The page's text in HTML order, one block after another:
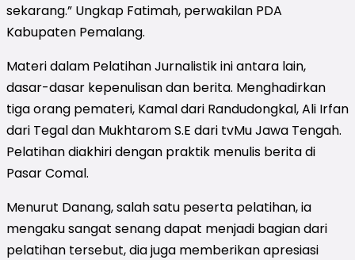
sekarang.” Ungkap Fatimah, perwakilan PDA
Kabupaten Pemalang.
Materi dalam Pelatihan Jurnalistik ini antara lain,
dasar-dasar kepenulisan dan berita. Menghadirkan
tiga orang pemateri, Kamal dari Randudongkal, Ali Irfan
dari Tegal dan Mukhtarom S.E dari tvMu Jawa Tengah.
Pelatihan diakhiri dengan praktik menulis berita di
Pasar Comal.
Menurut Danang, salah satu peserta pelatihan, ia
mengaku sangat senang dapat menjadi bagian dari
pelatihan tersebut, dia juga memberikan apresiasi